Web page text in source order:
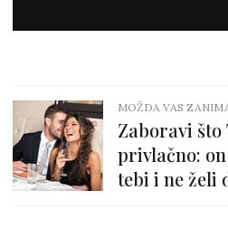
MOŽDA VAS
Zaboravi
privlačno:
tebi i ne želi